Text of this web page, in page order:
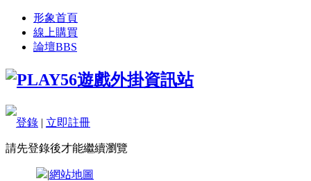
形象首頁
線上購買
論壇BBS
登錄 | 立即註冊
請先登錄後才能繼續瀏覽
|網站地圖